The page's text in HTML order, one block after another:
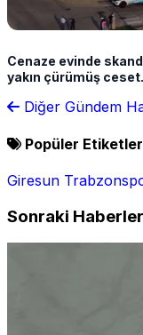
Cenaze evinde
yakın çürümüş ceset
Diğer Gündem
Popüler Etiketler
Giresun
Sonraki Haberler